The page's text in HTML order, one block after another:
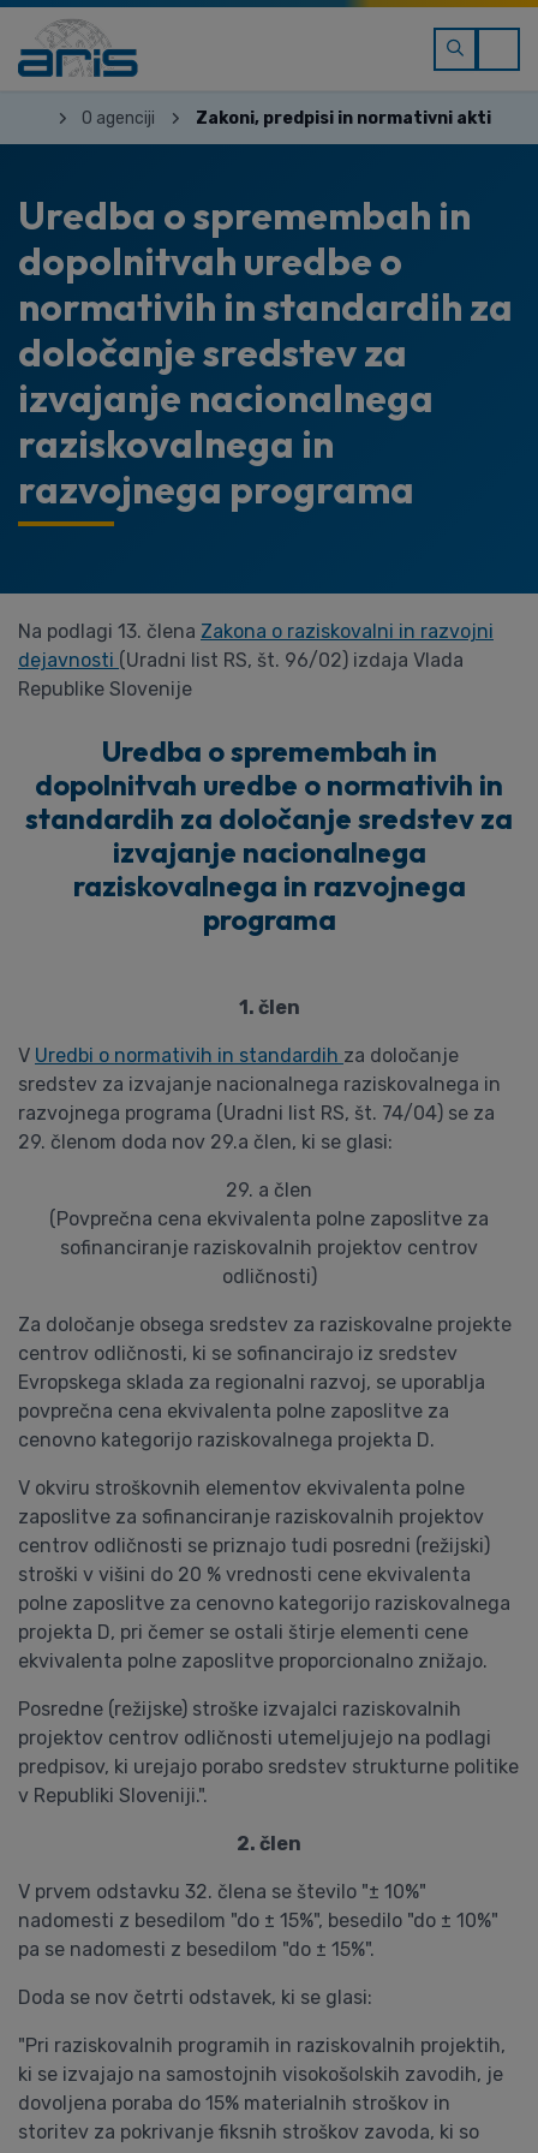
O agenciji Zakoni, predpisi in normativni akti
Uredba o spremembah in
dopolnitvah uredbe o
normativih in standardih za
določanje sredstev za
izvajanje nacionalnega
raziskovalnega in
razvojnega programa
Na podlagi 13. člena Zakona o raziskovalni in razvojni
dejavnosti (Uradni list RS, št. 96/02) izdaja Vlada
Republike Slovenije
Uredba o spremembah in
dopolnitvah uredbe o normativih in
standardih za določanje sredstev za
izvajanje nacionalnega
raziskovalnega in razvojnega
programa
1. člen
V Uredbi o normativih in standardih za določanje
sredstev za izvajanje nacionalnega raziskovalnega in
razvojnega programa (Uradni list RS, št. 74/04) se za
29. členom doda nov 29.a člen, ki se glasi:
29. a člen
(Povprečna cena ekvivalenta polne zaposlitve za
sofinanciranje raziskovalnih projektov centrov
odličnosti)
Za določanje obsega sredstev za raziskovalne projekte
centrov odličnosti, ki se sofinancirajo iz sredstev
Evropskega sklada za regionalni razvoj, se uporablja
povprečna cena ekvivalenta polne zaposlitve za
cenovno kategorijo raziskovalnega projekta D.
V okviru stroškovnih elementov ekvivalenta polne
zaposlitve za sofinanciranje raziskovalnih projektov
centrov odličnosti se priznajo tudi posredni (režijski)
stroški v višini do 20 % vrednosti cene ekvivalenta
polne zaposlitve za cenovno kategorijo raziskovalnega
projekta D, pri čemer se ostali štirje elementi cene
ekvivalenta polne zaposlitve proporcionalno znižajo.
Posredne (režijske) stroške izvajalci raziskovalnih
projektov centrov odličnosti utemeljujejo na podlagi
predpisov, ki urejajo porabo sredstev strukturne politike
v Republiki Sloveniji.".
2. člen
V prvem odstavku 32. člena se število "± 10%"
nadomesti z besedilom "do ± 15%", besedilo "do ± 10%"
pa se nadomesti z besedilom "do ± 15%".
Doda se nov četrti odstavek, ki se glasi:
"Pri raziskovalnih programih in raziskovalnih projektih,
ki se izvajajo na samostojnih visokošolskih zavodih, je
dovoljena poraba do 15% materialnih stroškov in
storitev za pokrivanje fiksnih stroškov zavoda, ki so